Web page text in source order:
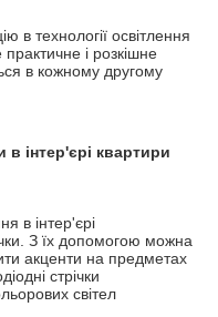
технології освітлення
і розкішне
в кожному другому
в інтер'єрі квартири
в інтер'єрі
З їх допомогою можна
акценти на предметах
стрічки
світел